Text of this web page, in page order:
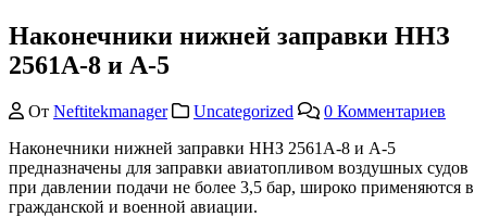
Наконечники нижней заправки ННЗ
2561А-8 и А-5
От Neftitekmanager Uncategorized
0 Комментариев
Наконечники нижней заправки ННЗ 2561А-8 и А-5
предназначены для заправки авиатопливом воздушных судов
при давлении подачи не более 3,5 бар, широко применяются в
гражданской и военной авиации.